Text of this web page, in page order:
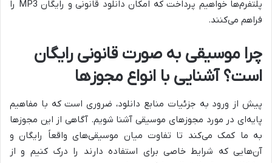
پلتفرم‌ها خواهیم پرداخت که امکان دانلود قانونی و رایگان MP3 را
فراهم می‌کنند.
چرا موسیقی به صورت قانونی رایگان
است؟ آشنایی با انواع مجوزها
پیش از ورود به جزئیات منابع دانلود، ضروری است که با مفاهیم
پایه‌ای در مورد مجوزهای موسیقی آشنا شویم. آگاهی از این مجوزها
به ما کمک می‌کند تا تفاوت میان موسیقی‌های واقعاً رایگان و
آن‌هایی که شرایط خاصی برای استفاده دارند را درک کنیم و از